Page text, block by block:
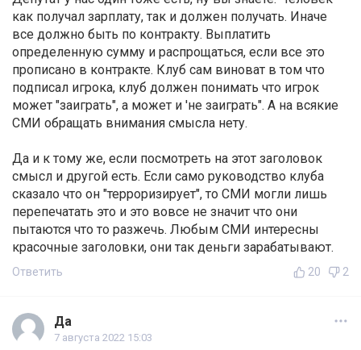
как получал зарплату, так и должен получать. Иначе
все должно быть по контракту. Выплатить
определенную сумму и распрощаться, если все это
прописано в контракте. Клуб сам виноват в том что
подписал игрока, клуб должен понимать что игрок
может "заиграть", а может и 'не заиграть". А на всякие
СМИ обращать внимания смысла нету.
Да и к тому же, если посмотреть на этот заголовок
смысл и другой есть. Если само руководство клуба
сказало что он "терроризирует", то СМИ могли лишь
перепечатать это и это вовсе не значит что они
пытаются что то разжечь. Любым СМИ интересны
красочные заголовки, они так деньги зарабатывают.
Ответить 20 2
Да
7 августа 2022 15:03